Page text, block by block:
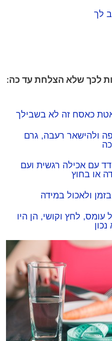
לך
לכך שלא הצלחת עד כה:
כאסח זה לא בשבילך
ולהישאר רעבה, גרם
עם אכילה רגשית ועם
או בחוץ
ולאכול במידה
לחץ וקושי, הן היו